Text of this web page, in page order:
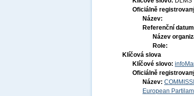
Oficiálně
Název:
Referenční datum
Název
Role:
Klíčová slova
Klíčové slovo:
Oficiálně
Název:
European